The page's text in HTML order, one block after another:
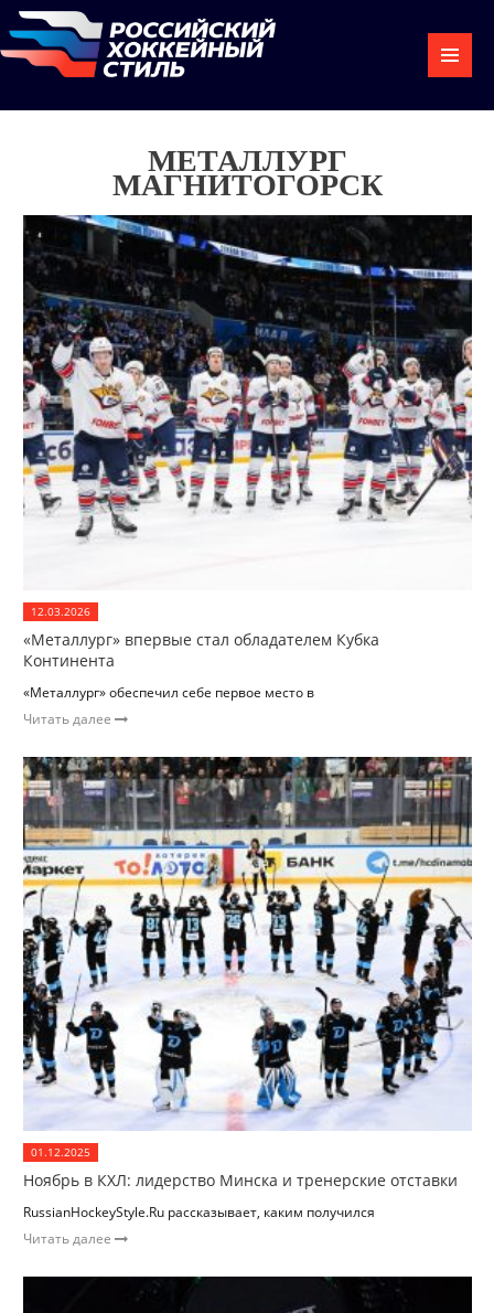
МЕТАЛЛУРГ
МАГНИТОГОРСК
12.03.2026
«Металлург» впервые стал обладателем Кубка
Континента
«Металлург» обеспечил себе первое место в
Читать далее
01.12.2025
Ноябрь в КХЛ: лидерство Минска и тренерские отставки
RussianHockeyStyle.Ru рассказывает, каким получился
Читать далее